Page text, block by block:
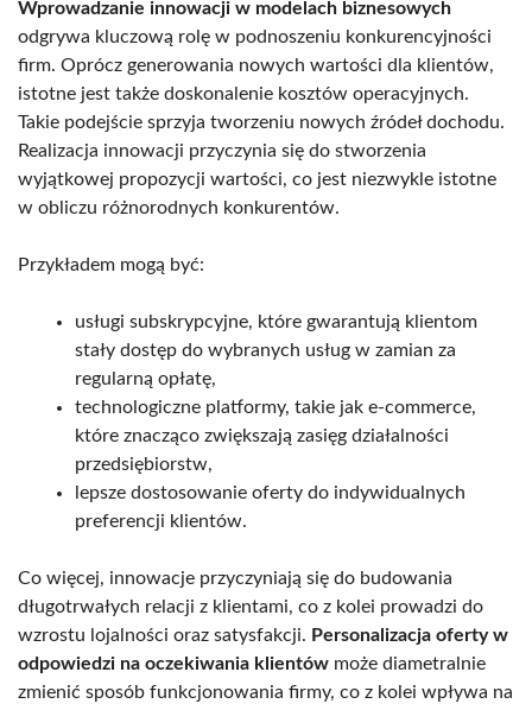
Wprowadzanie innowacji w modelach biznesowych
odgrywa kluczową rolę w podnoszeniu konkurencyjności
firm. Oprócz generowania nowych wartości dla klientów,
istotne jest także doskonalenie kosztów operacyjnych.
Takie podejście sprzyja tworzeniu nowych źródeł dochodu.
Realizacja innowacji przyczynia się do stworzenia
wyjątkowej propozycji wartości, co jest niezwykle istotne
w obliczu różnorodnych konkurentów.
Przykładem mogą być:
usługi subskrypcyjne, które gwarantują klientom
stały dostęp do wybranych usług w zamian za
regularną opłatę,
technologiczne platformy, takie jak e-commerce,
które znacząco zwiększają zasięg działalności
przedsiębiorstw,
lepsze dostosowanie oferty do indywidualnych
preferencji klientów.
Co więcej, innowacje przyczyniają się do budowania
długotrwałych relacji z klientami, co z kolei prowadzi do
wzrostu lojalności oraz satysfakcji. Personalizacja oferty w
odpowiedzi na oczekiwania klientów może diametralnie
zmienić sposób funkcjonowania firmy, co z kolei wpływa na